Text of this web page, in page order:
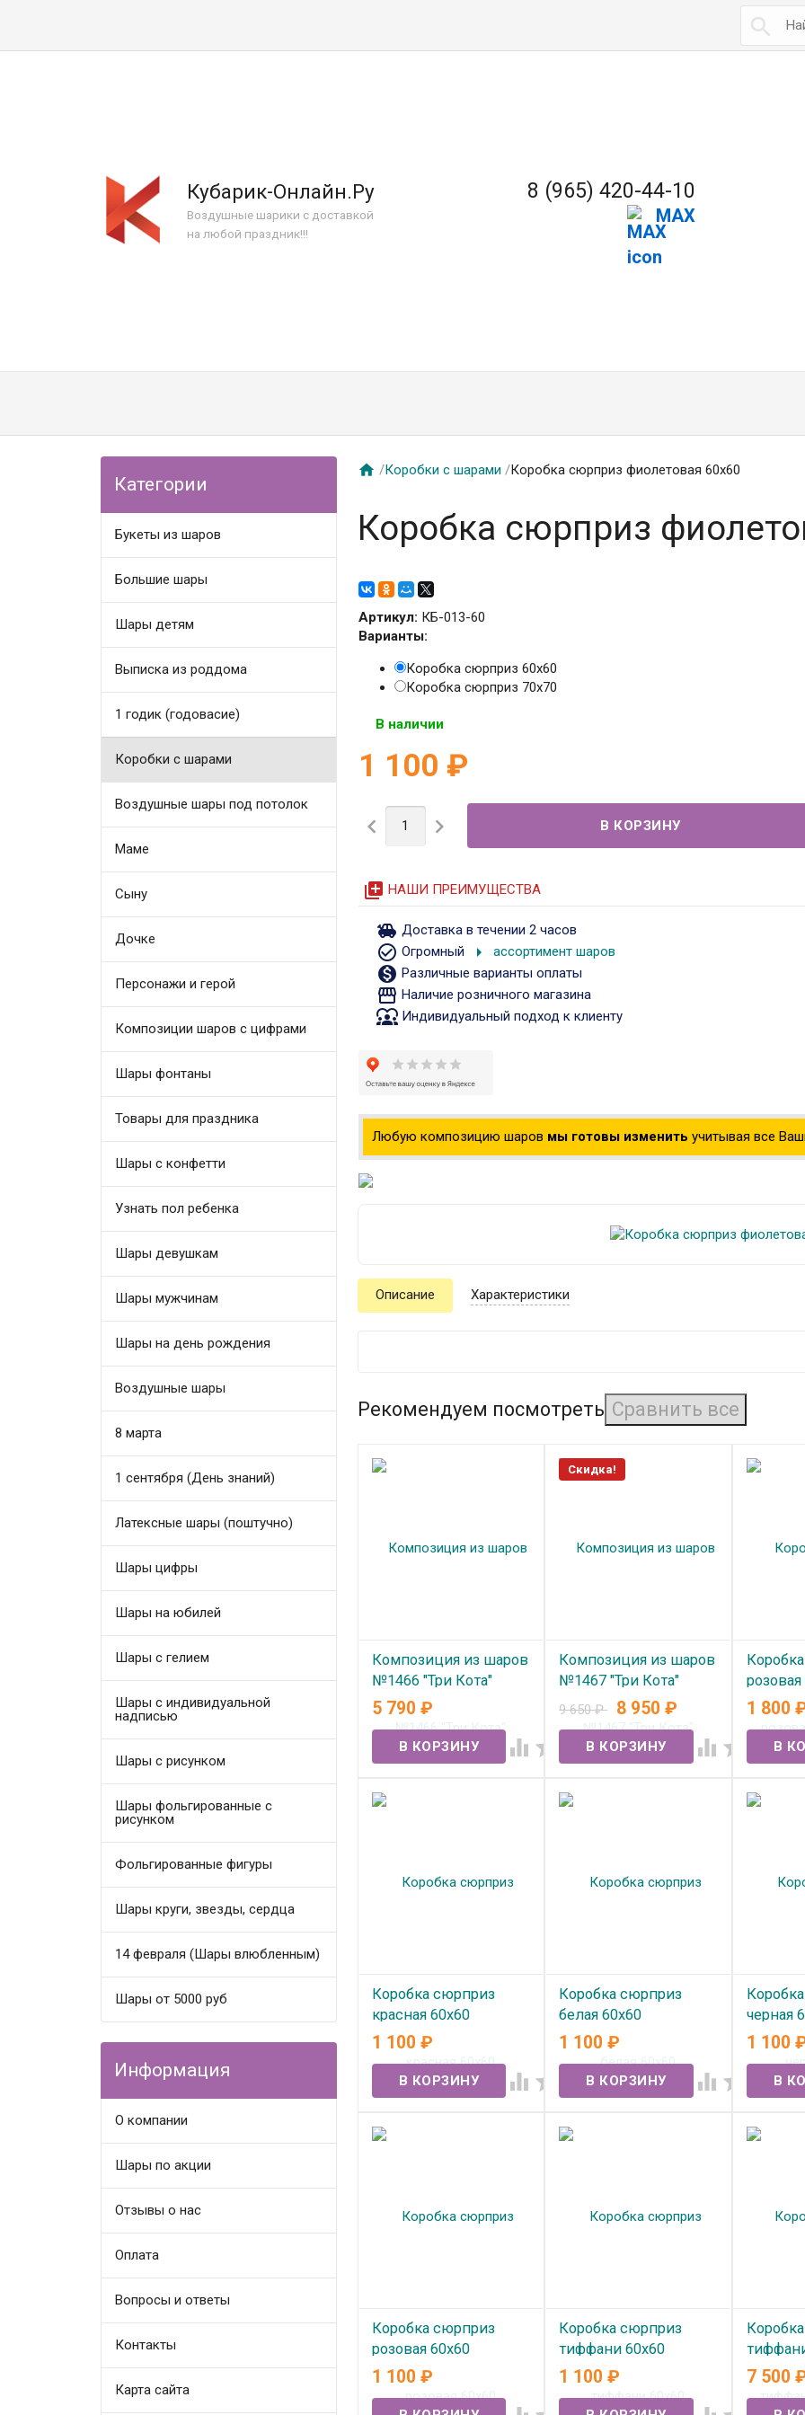

Кубарик-Онлайн.Ру
Воздушные шарики с доставкой
на любой праздник!!!
8 (965) 420-44-10
MAX
Категории
Букеты из шаров
Большие шары
Шары детям
Выписка из роддома
1 годик (годовасие)
Коробки с шарами
Воздушные шары под потолок
Маме
Сыну
Дочке
Персонажи и герой
Композиции шаров с цифрами
Шары фонтаны
Товары для праздника
Шары с конфетти
Узнать пол ребенка
Шары девушкам
Шары мужчинам
Шары на день рождения
Воздушные шары
8 марта
1 сентября (День знаний)
Латексные шары (поштучно)
Шары цифры
Шары на юбилей
Шары с гелием
Шары с индивидуальной
надписью
Шары с рисунком
Шары фольгированные с
рисунком
Фольгированные фигуры
Шары круги, звезды, сердца
14 февраля (Шары влюбленным)
Шары от 5000 руб
Информация
О компании
Шары по акции
Отзывы о нас
Оплата
Вопросы и ответы
Контакты
Карта сайта
 /Коробки с шарами /Коробка сюрприз фиолетовая 60х60
Коробка сюрприз
Артикул: КБ-013-60
Варианты:
Коробка сюрприз 60х60
Коробка сюрприз 70х70
В наличии
1 100 ₽
 
queue НАШИ ПРЕИМУЩЕСТВА
toys Доставка в течении 2 часов
check_circle_outline Огромный arrow_right ассортимент шаров
monetization_on Различные варианты оплаты
storefront Наличие розничного магазина
diversity_1Индивидуальный подход к клиенту
Любую композицию шаров мы готовы изменить учитывая все
Описание Характеристики
Рекомендуем посмотреть
Композиция из шаров
№1466 "Три Кота"
В наличии
5 790 ₽
 
Скидка!
Композиция из шаров
№1467 "Три Кота"
В наличии
9 650₽ 8 950₽
 
В
1 800
Коробка сюрприз
красная 60х60
В наличии
1 100 ₽
 
Коробка сюрприз
белая 60х60
В наличии
1 100₽
 
черная
В
1 100
Коробка сюрприз
розовая 60х60
В наличии
1 100 ₽
Коробка сюрприз
тиффани 60х60
В наличии
1 100₽
В
7 500